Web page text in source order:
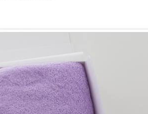
小さなお返し・お餞別
ベビーグッズ マフラー